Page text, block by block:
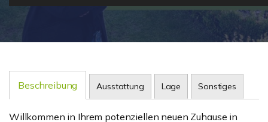
Beschreibung Ausstattung Lage Sonstiges
Willkommen in Ihrem potenziellen neuen Zuhause in